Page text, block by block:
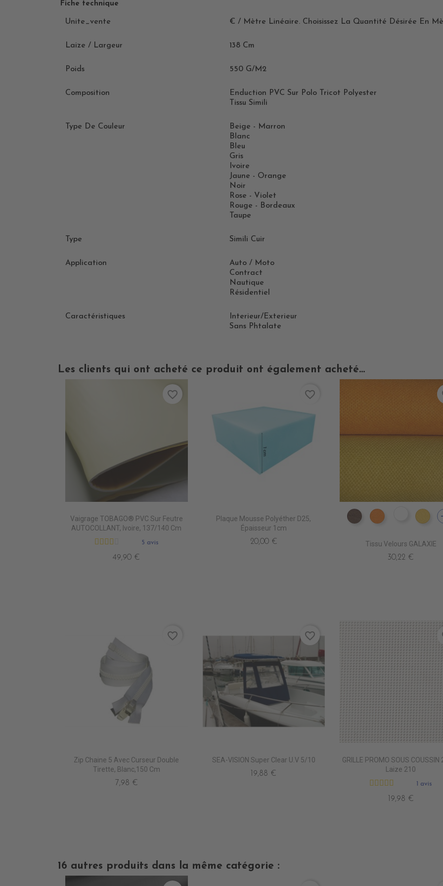
Fiche technique
Unite_vente € / Mètre Linéaire. Choisissez La Quantité Désirée En
Laize / Largeur 138 Cm
Poids 550 G/m2
Composition
Enduction PVC Sur Polo Tricot Polyester
Tissu Simili
Type De Couleur
Beige - Marron
Blanc
Bleu
Gris
Ivoire
Jaune - Orange
Noir
Rose - Violet
Rouge - Bordeaux
Taupe
Type Simili Cuir
Application
Auto / Moto
Contract
Nautique
Résidentiel
Caractéristiques
Interieur/Exterieur
Sans Phtalate
Les clients qui ont acheté ce produit ont également acheté...
Vaigrage TOBAGO® PVC Sur Feutre
AUTOCOLLANT, Ivoire, 137/140 Cm
5 avis
49,90 €
favorite_border
Plaque Mousse Polyéther D25,
Épaisseur 1cm
20,00 €
favorite_border
ES1802 MARRON
ES1804 ORANGE
ES1809
Tissu Velours GALAXIE
30,22 €
Zip Chaine 5 Avec Curseur Double
Tirette, Blanc,150 Cm
7,98 €
favorite_border
SEA-VISION Super Clear U.V 5/10
19,88 €
favorite_border
GRILLE PROMO SOUS COUSSIN
Laize 210
1 avis
19,98 €
16 autres produits dans la même catégorie :